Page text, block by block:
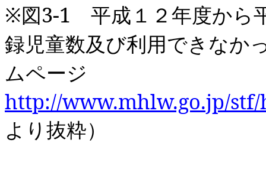
※図3‐1 平成１２年度から
録児童数及び利用できなか
ムページ
http://www.mhlw.go.jp/
より抜粋）